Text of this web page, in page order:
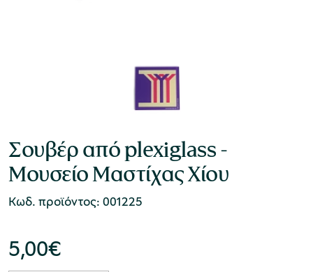
Σουβέρ από plexiglass -
Μουσείο Μαστίχας Χίου
Κωδ. προϊόντος: 001225
5,00€